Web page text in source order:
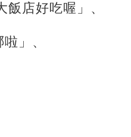
店好吃喔」、
」、